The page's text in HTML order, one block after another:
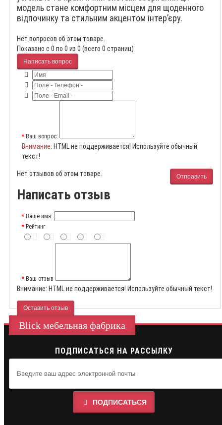
модель стане комфортним місцем для щоденного
відпочинку та стильним акцентом інтер’єру.
Нет вопросов об этом товаре.
Показано с 0 по 0 из 0 (всего 0 страниц)
Написать вопрос
Ваш вопрос:
Внимание: HTML не поддерживается! Используйте обычный
текст!
Отправить
Нет отзывов об этом товаре.
Написать отзыв
Ваше имя:
Рейтинг
Ваш отзыв
Внимание: HTML не поддерживается! Используйте обычный текст!
Оставить отзыв
Blick мебельная фабрика
ПОДПИСАТЬСЯ НА РАССЫЛКУ
ПОДПИСАТЬСЯ